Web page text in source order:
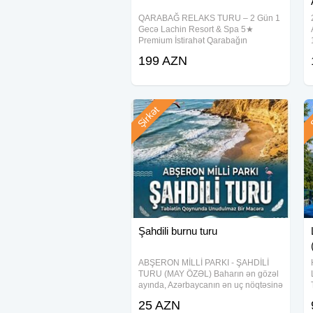
Proqrama tur rəhbəri tərəfindən
0-5 yaşa qədər uşaqlar ödənişsizdir
———————————————
Toplanış: 04:30 Gənclik m/s, Caspian
Bakıya çatma: 23:00-00:00(təqribi)
——————————————
Ətraflı məlumat üçün:
QARABAĞ RELAKS TURU – 2 Gün 1
Gecə Lachin Resort & Spa 5★
Premium İstirahət Qarabağın
ulduzlu oteldə komfortlu istirahətin
Tur
199 AZN
Şahdili burnu turu
ABŞERON MİLLİ PARKI - ŞAHDİLİ
TURU (MAY ÖZƏL) Baharın ən gözəl
ayında, Azərbaycanın ən uç nöqtəsinə
*"Qartal dimdiyi"* də möhtəşəm fotolar
Şirkət
25 AZN